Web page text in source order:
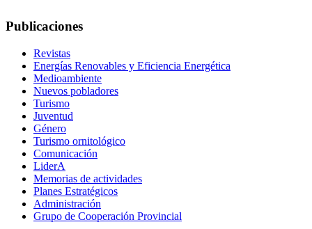
Publicaciones
Revistas
Energías Renovables y Eficiencia Energética
Medioambiente
Nuevos pobladores
Turismo
Juventud
Género
Turismo ornitológico
Comunicación
LiderA
Memorias de actividades
Planes Estratégicos
Administración
Grupo de Cooperación Provincial